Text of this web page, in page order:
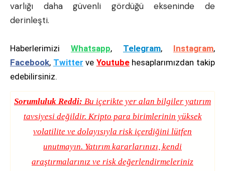
varlığı daha güvenli gördüğü ekseninde de
derinleşti.
Haberlerimizi Whatsapp, Telegram, Instagram,
Facebook, Twitter ve Youtubehesaplarımızdan takip
edebilirsiniz.
Sorumluluk Reddi: Bu içerikte yer alan bilgiler yatırım
tavsiyesi değildir. Kripto para birimlerinin yüksek
volatilite ve dolayısıyla risk içerdiğini lütfen
unutmayın. Yatırım kararlarınızı, kendi
araştırmalarınız ve risk değerlendirmeleriniz